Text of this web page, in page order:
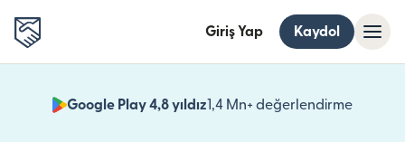
Giriş Yap Kaydol
Google Play 4,8 yıldız1,4 Mn+ değerlendirme